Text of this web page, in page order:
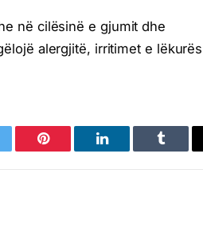
në cilësinë e gjumit dhe
alergjitë, irritimet e lëkurës
Pinterest LinkedIn Tumblr